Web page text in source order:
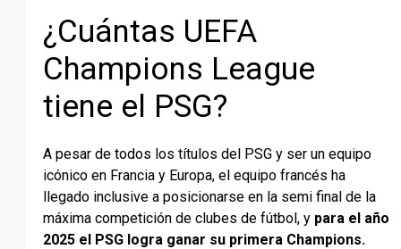
¿Cuántas UEFA
Champions League
tiene el PSG?
A pesar de todos los títulos del PSG y ser un equipo
icónico en Francia y Europa, el equipo francés ha
llegado inclusive a posicionarse en la semi final de la
máxima competición de clubes de fútbol, y para el año
2025 el PSG logra ganar su primera Champions.